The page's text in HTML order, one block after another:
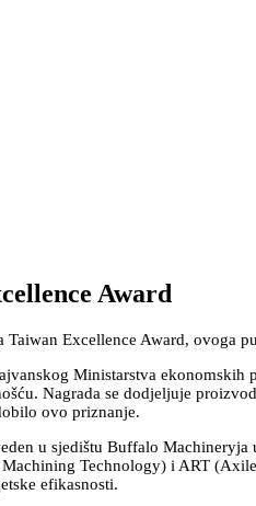
Award
Excellence Award, ovoga
Ministarstva
Nagrada se dodjeljuje
ovo priznanje.
u sjedištu Buffalo
Technology) i ART
efikasnosti.